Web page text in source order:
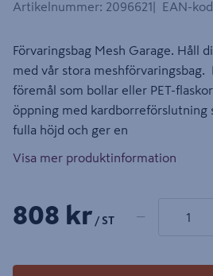
Artikelnummer: 2096621 EAN-kod
Förvaringsbag Mesh Garage. Håll
med vår stora
föremål som bollar eller PET-
öppning med kardborreförslutning
fulla höjd och ger en
Visa mer produktinformation
808 kr / ST −